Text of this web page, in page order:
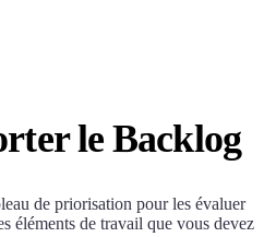
le Backlog
de priorisation pour les évaluer
éléments de travail que vous devez